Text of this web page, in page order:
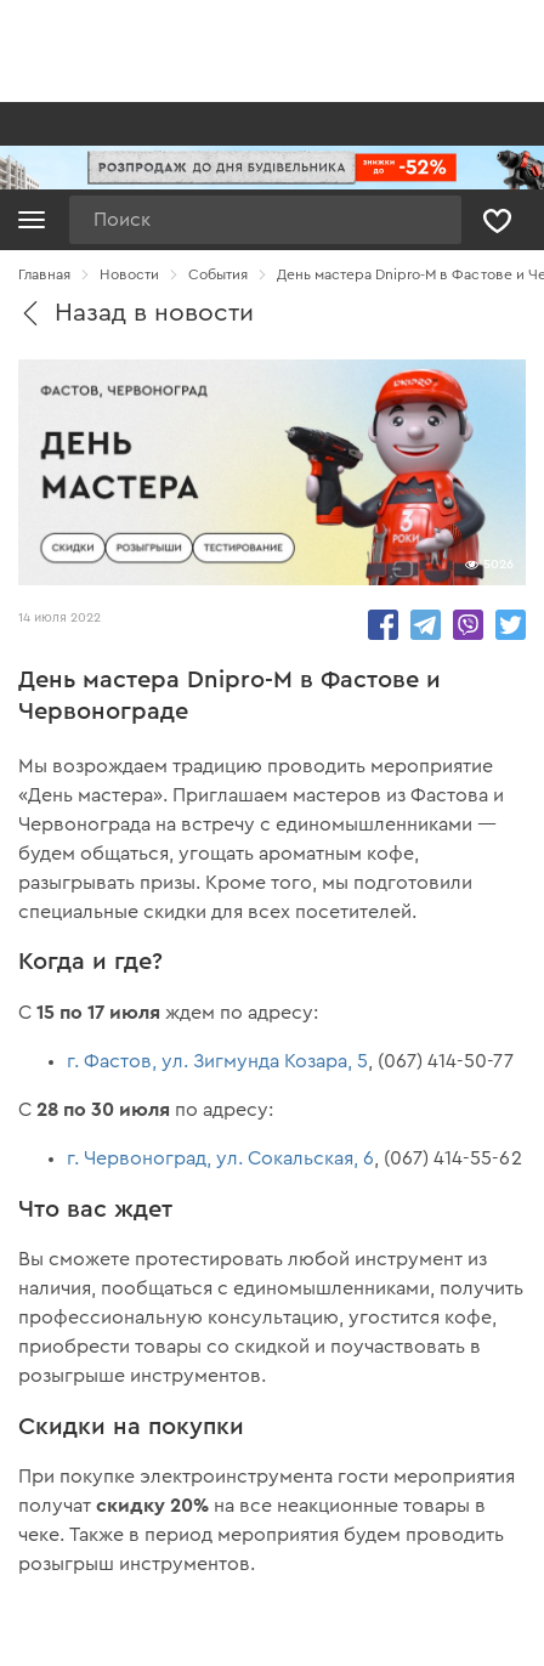
Главная Новости Cобытия День мастера Dnipro-M в Фастове и
Назад в новости
5026
14 июля 2022
День мастера Dnipro-M в Фастове и
Червонограде
Мы возрождаем традицию проводить мероприятие
«День мастера». Приглашаем мастеров из Фастова и
Червонограда на встречу с единомышленниками —
будем общаться, угощать ароматным кофе,
разыгрывать призы. Кроме того, мы подготовили
специальные скидки для всех посетителей.
Когда и где?
С15 по 17 июля ждем по адресу:
г. Фастов, ул. Зигмунда Козара, 5 , (067) 414-50-77
С28 по 30 июля по адресу:
г. Червоноград, ул. Сокальская, 6 , (067) 414-55-62
Что вас ждет
Вы сможете протестировать любой инструмент из
наличия, пообщаться с единомышленниками, получить
профессиональную консультацию, угостится кофе,
приобрести товары со скидкой и поучаствовать в
розыгрыше инструментов.
Скидки на покупки
При покупке электроинструмента гости мероприятия
получатскидку 20% на все неакционные товары в
чеке. Также в период мероприятия будем проводить
розыгрыш инструментов.